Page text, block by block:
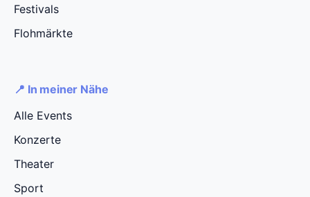
Festivals
Flohmärkte
📍 In meiner Nähe
Alle Events
Konzerte
Theater
Sport